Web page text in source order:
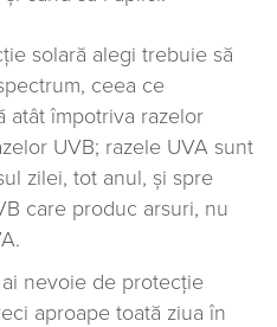
solară alegi trebuie să
ceea ce
atât împotriva razelor
UVB; razele UVA sunt
zilei, tot anul, și spre
care produc arsuri, nu
nevoie de protecție
aproape toată ziua în